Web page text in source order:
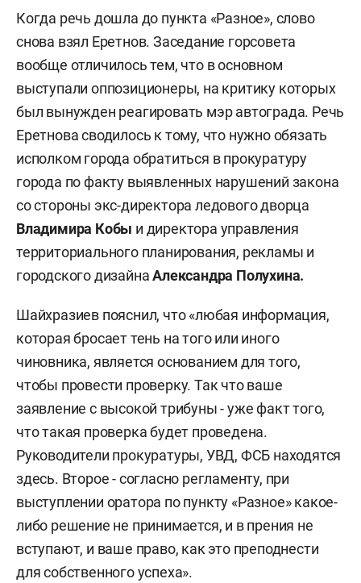
Когда речь дошла до пункта «Разное», слово
снова взял Еретнов. Заседание горсовета
вообще отличилось тем, что в основном
выступали оппозиционеры, на критику которых
был вынужден реагировать мэр автограда. Речь
Еретнова сводилось к тому, что нужно обязать
исполком города обратиться в прокуратуру
города по факту выявленных нарушений закона
со стороны экс-директора ледового дворца
Владимира Кобы и директора управления
территориального планирования, рекламы и
городского дизайнаАлександра Полухина.
Шайхразиев пояснил, что «любая информация,
которая бросает тень на того или иного
чиновника, является основанием для того,
чтобы провести проверку. Так что ваше
заявление с высокой трибуны - уже факт того,
что такая проверка будет проведена.
Руководители прокуратуры, УВД, ФСБ находятся
здесь. Второе - согласно регламенту, при
выступлении оратора по пункту «Разное» какое-
либо решение не принимается, и в прения не
вступают, и ваше право, как это преподнести
для собственного успеха».